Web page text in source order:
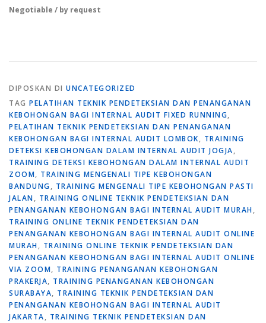
Negotiable / by request
DIPOSKAN DI UNCATEGORIZED
TAG PELATIHAN TEKNIK PENDETEKSIAN DAN PENANGANAN
KEBOHONGAN BAGI INTERNAL AUDIT FIXED RUNNING,
PELATIHAN TEKNIK PENDETEKSIAN DAN PENANGANAN
KEBOHONGAN BAGI INTERNAL AUDIT LOMBOK, TRAINING
DETEKSI KEBOHONGAN DALAM INTERNAL AUDIT JOGJA,
TRAINING DETEKSI KEBOHONGAN DALAM INTERNAL AUDIT
ZOOM, TRAINING MENGENALI TIPE KEBOHONGAN
BANDUNG, TRAINING MENGENALI TIPE KEBOHONGAN PASTI
JALAN, TRAINING ONLINE TEKNIK PENDETEKSIAN DAN
PENANGANAN KEBOHONGAN BAGI INTERNAL AUDIT MURAH,
TRAINING ONLINE TEKNIK PENDETEKSIAN DAN
PENANGANAN KEBOHONGAN BAGI INTERNAL AUDIT ONLINE
MURAH, TRAINING ONLINE TEKNIK PENDETEKSIAN DAN
PENANGANAN KEBOHONGAN BAGI INTERNAL AUDIT ONLINE
VIA ZOOM, TRAINING PENANGANAN KEBOHONGAN
PRAKERJA, TRAINING PENANGANAN KEBOHONGAN
SURABAYA, TRAINING TEKNIK PENDETEKSIAN DAN
PENANGANAN KEBOHONGAN BAGI INTERNAL AUDIT
JAKARTA, TRAINING TEKNIK PENDETEKSIAN DAN